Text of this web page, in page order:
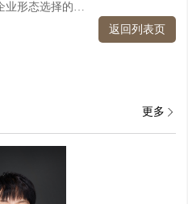
下一篇：嘉律师研究 | 赵曾海：企业形态选择的法理逻辑、多维比较与动态适配——兼评中国公司法实践
返回列表页
更多